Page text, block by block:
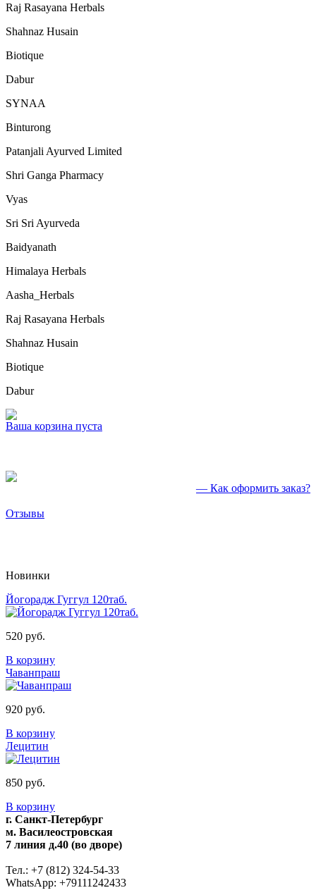
Raj Rasayana Herbals
Shahnaz Husain
Biotique
Dabur
SYNAA
Binturong
Patanjali Ayurved Limited
Shri Ganga Pharmacy
Vyas
Sri Sri Ayurveda
Baidyanath
Himalaya Herbals
Aasha_Herbals
Raj Rasayana Herbals
Shahnaz Husain
Biotique
Dabur
Ваша корзина пуста
— Как оформить заказ?
Отзывы
Новинки
Йогорадж Гуггул 120таб.
520 руб.
В корзину
Чаванпраш
920 руб.
В корзину
Лецитин
850 руб.
В корзину
г. Санкт-Петербург
м. Василеостровская
7 линия д.40 (во дворе)
Тел.: +7 (812) 324-54-33
WhatsApp: +79111242433